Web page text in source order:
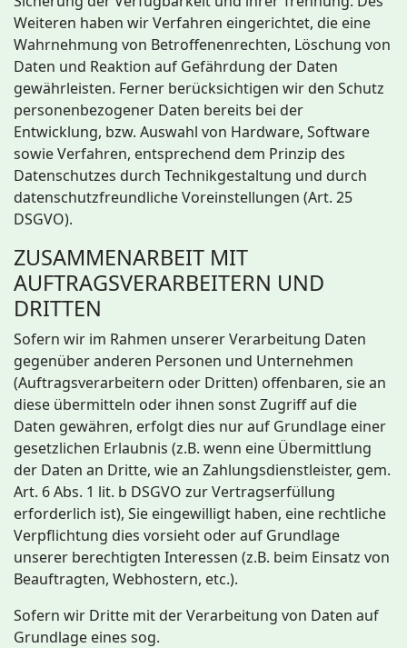
Weiteren haben wir Verfahren eingerichtet, die eine
Wahrnehmung von Betroffenenrechten, Löschung von
Daten und Reaktion auf Gefährdung der Daten
gewährleisten. Ferner berücksichtigen wir den Schutz
personenbezogener Daten bereits bei der
Entwicklung, bzw. Auswahl von Hardware, Software
sowie Verfahren, entsprechend dem Prinzip des
Datenschutzes durch Technikgestaltung und durch
datenschutzfreundliche Voreinstellungen (Art. 25
DSGVO).
ZUSAMMENARBEIT MIT
AUFTRAGSVERARBEITERN UND
DRITTEN
Sofern wir im Rahmen unserer Verarbeitung Daten
gegenüber anderen Personen und Unternehmen
(Auftragsverarbeitern oder Dritten) offenbaren, sie an
diese übermitteln oder ihnen sonst Zugriff auf die
Daten gewähren, erfolgt dies nur auf Grundlage einer
gesetzlichen Erlaubnis (z.B. wenn eine Übermittlung
der Daten an Dritte, wie an Zahlungsdienstleister, gem.
Art. 6 Abs. 1 lit. b DSGVO zur Vertragserfüllung
erforderlich ist), Sie eingewilligt haben, eine rechtliche
Verpflichtung dies vorsieht oder auf Grundlage
unserer berechtigten Interessen (z.B. beim Einsatz von
Beauftragten, Webhostern, etc.).
Sofern wir Dritte mit der Verarbeitung von Daten auf
Grundlage eines sog.